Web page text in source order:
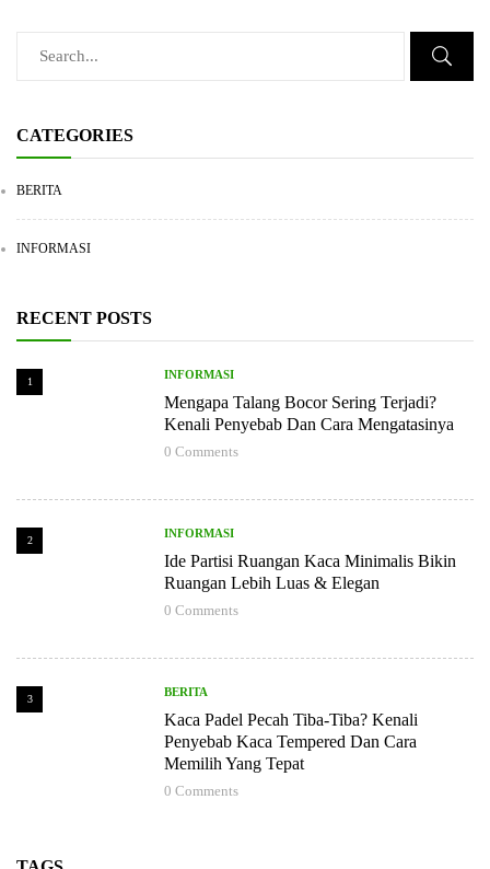
CATEGORIES
BERITA
INFORMASI
RECENT POSTS
1
INFORMASI
Mengapa Talang Bocor Sering Terjadi?
Kenali Penyebab Dan Cara Mengatasinya
0 Comments
2
INFORMASI
Ide Partisi Ruangan Kaca Minimalis Bikin
Ruangan Lebih Luas & Elegan
0 Comments
3
BERITA
Kaca Padel Pecah Tiba-Tiba? Kenali
Penyebab Kaca Tempered Dan Cara
Memilih Yang Tepat
0 Comments